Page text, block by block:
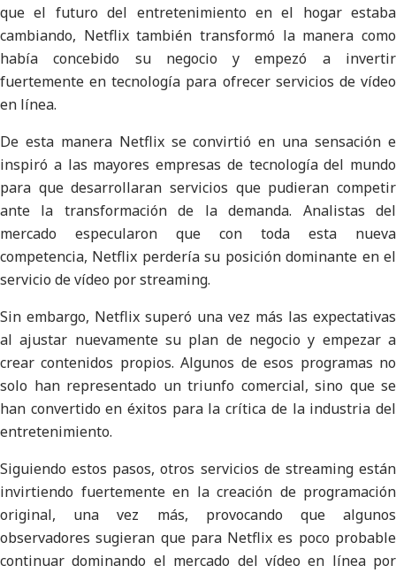
que el futuro del entretenimiento en el hogar estaba
cambiando, Netflix también transformó la manera como
había concebido su negocio y empezó a invertir
fuertemente en tecnología para ofrecer servicios de vídeo
en línea.
De esta manera Netflix se convirtió en una sensación e
inspiró a las mayores empresas de tecnología del mundo
para que desarrollaran servicios que pudieran competir
ante la transformación de la demanda. Analistas del
mercado especularon que con toda esta nueva
competencia, Netflix perdería su posición dominante en el
servicio de vídeo por streaming.
Sin embargo, Netflix superó una vez más las expectativas
al ajustar nuevamente su plan de negocio y empezar a
crear contenidos propios. Algunos de esos programas no
solo han representado un triunfo comercial, sino que se
han convertido en éxitos para la crítica de la industria del
entretenimiento.
Siguiendo estos pasos, otros servicios de streaming están
invirtiendo fuertemente en la creación de programación
original, una vez más, provocando que algunos
observadores sugieran que para Netflix es poco probable
continuar dominando el mercado del vídeo en línea por